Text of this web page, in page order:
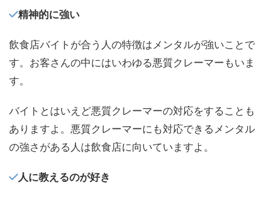
精神的に強い
飲食店バイトが合う人の特徴はメンタルが強いことで
す。お客さんの中にはいわゆる悪質クレーマーもいま
す。
バイトとはいえど悪質クレーマーの対応をすることも
ありますよ。悪質クレーマーにも対応できるメンタル
の強さがある人は飲食店に向いていますよ。
人に教えるのが好き